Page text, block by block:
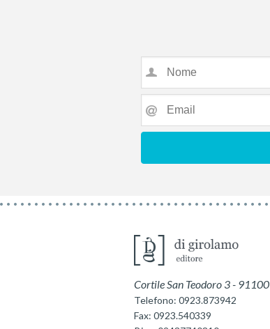
Cortile San Teodoro 3- 91100
Telefono: 0923.873942
Fax: 0923.540339